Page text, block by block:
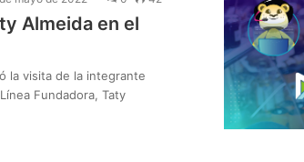
Almeida en el
la visita de la integrante
Fundadora, Taty